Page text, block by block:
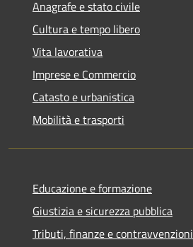
Anagrafe e stato civile
Cultura e tempo libero
Vita lavorativa
Imprese e Commercio
Catasto e urbanistica
Mobilità e trasporti
Educazione e formazione
Giustizia e sicurezza pubblica
Tributi, finanze e contravvenzioni